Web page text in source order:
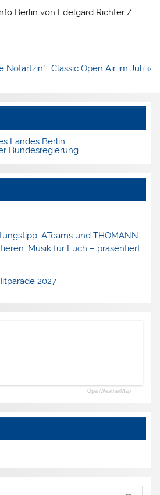
Berlin von Edelgard Richter /
Notärtzin“ Classic Open Air im Juli »
Landes Berlin
Bundesregierung
ATeams und THOMANN
Musik für Euch – präsentiert
2027
OpenWeatherMap